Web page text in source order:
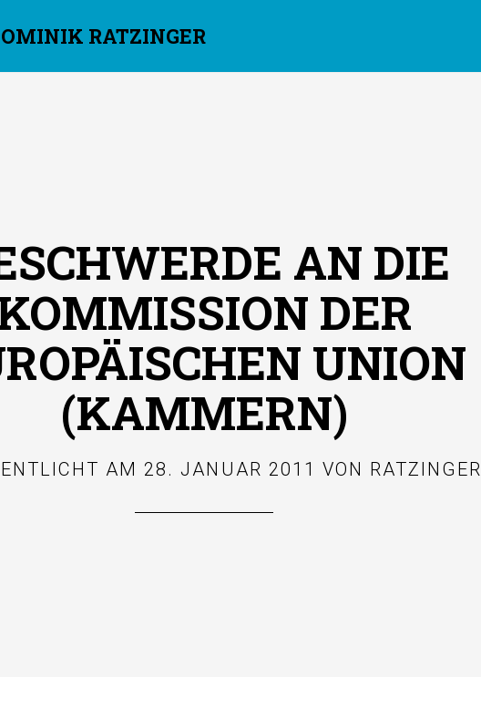
RATZINGER
AN DIE
DER
UNION
(KAMMERN)
AM 28. JANUAR 2011 VON RATZINGER